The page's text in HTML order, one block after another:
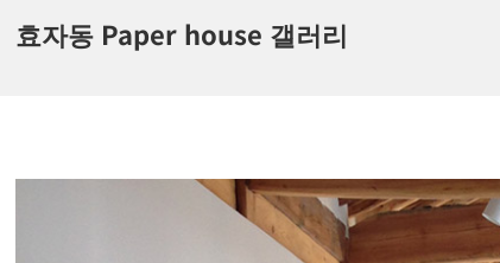
효자동 Paper house 갤러리